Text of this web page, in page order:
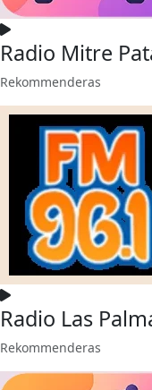
Radio Mitre
Rekommenderas
Radio Las
Rekommenderas